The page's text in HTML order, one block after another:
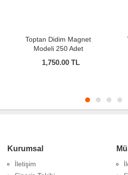
Toptan Didim Magnet
Modeli 250 Adet
1,750.00 TL
Kurumsal
İletişim